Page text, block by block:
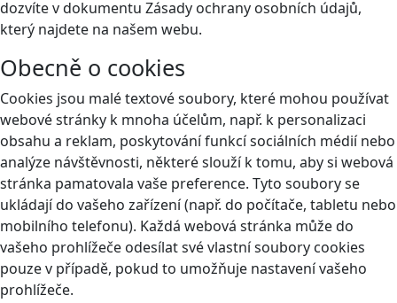
dozvíte v dokumentu Zásady ochrany osobních údajů,
který najdete na našem webu.
Obecně o cookies
Cookies jsou malé textové soubory, které mohou používat
webové stránky k mnoha účelům, např. k personalizaci
obsahu a reklam, poskytování funkcí sociálních médií nebo
analýze návštěvnosti, některé slouží k tomu, aby si webová
stránka pamatovala vaše preference. Tyto soubory se
ukládají do vašeho zařízení (např. do počítače, tabletu nebo
mobilního telefonu). Každá webová stránka může do
vašeho prohlížeče odesílat své vlastní soubory cookies
pouze v případě, pokud to umožňuje nastavení vašeho
prohlížeče.